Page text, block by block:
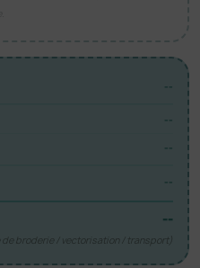
--
--
--
--
--
de broderie / vectorisation / transport)